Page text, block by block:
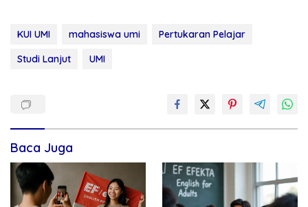
KUI UMI mahasiswa umi
Pertukaran Pelajar
Studi Lanjut
UMI
Baca Juga